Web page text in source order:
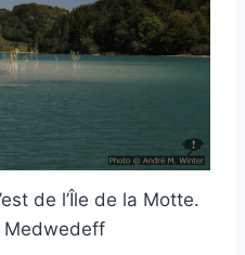
de l’Île de la Motte.
Medwedeff